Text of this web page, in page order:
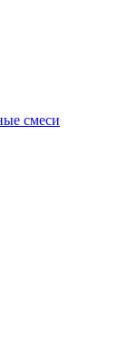
смеси